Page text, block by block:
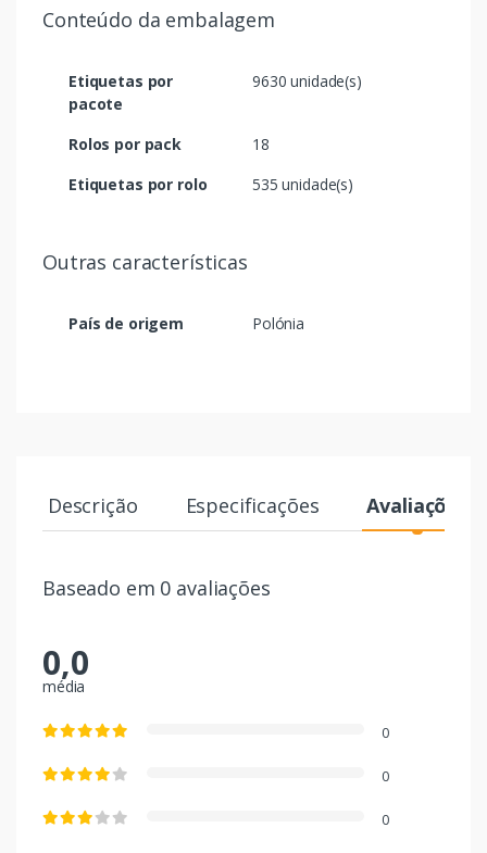
Conteúdo da embalagem
Etiquetas por
pacote
9630 unidade(s)
Rolos por pack
18
Etiquetas por rolo
535 unidade(s)
Outras características
País de origem Polónia
Descrição Especificações Avaliações
Baseado em 0 avaliações
0,0
média
0
0
0